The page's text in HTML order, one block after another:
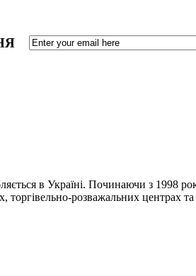
в Україні. Починаючи з 1998
розважальних центрах та